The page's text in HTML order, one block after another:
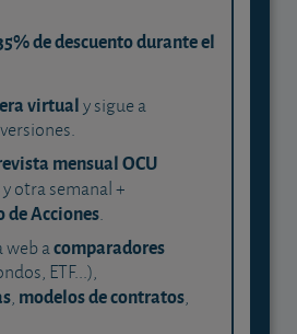
de descuento durante el
virtualy sigue a
mensual OCU
y otra semanal +
de Acciones.
web acomparadores
ETF...),
, modelos de contratos,